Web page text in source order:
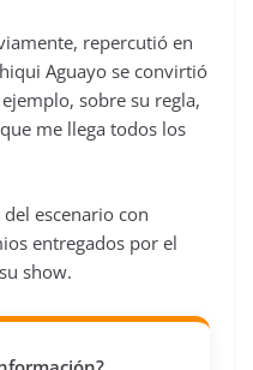
repercutió en
Aguayo se convirtió
sobre su regla,
me llega todos los
escenario con
entregados por el
show.